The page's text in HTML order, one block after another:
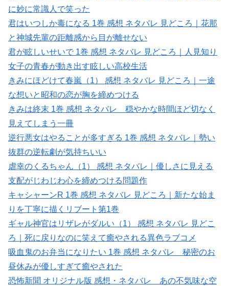
に妙に常識人で笑った
君はいつしか毒になる 1巻 感想 ネタバレ 見どころ｜花那
と神城先輩の距離感から目が離せない
君が眩しいせいで 1巻 感想 ネタバレ 見どころ｜人見知り
女子の青春が動き出す眩しい高校生活
きみにほどけて春嵐（1） 感想 ネタバレ 見どころ｜一途
な想いと昭和の恋が胸を締めつける
きみは終末 1巻 感想 ネタバレ 穏やかな時間ほど切なく
見えてしまう一冊
逆行悪女はやることが多すぎる 1巻 感想 ネタバレ｜勢い
抜群の逆転劇が気持ちいい
虐幸のくるちゃん（1） 感想 ネタバレ｜優しさに見える
支配がじわじわ心を締めつける問題作
キャシャーンR 1巻 感想 ネタバレ 見どころ｜新たな始ま
りを丁寧に描くリブート第1巻
ギャル神官はリザレがダルい（1） 感想 ネタバレ 見どこ
ろ｜死に戻りなのに笑えて癒やされる異色ラブコメ
吸血鬼のお弁当になりたい 1巻 感想 ネタバレ 秘密のお
昼休みが優しすぎて癒やされた
恐怖新聞 オリジナル版 感想・ネタバレ あの不気味な空